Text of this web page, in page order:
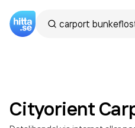
Cityorient